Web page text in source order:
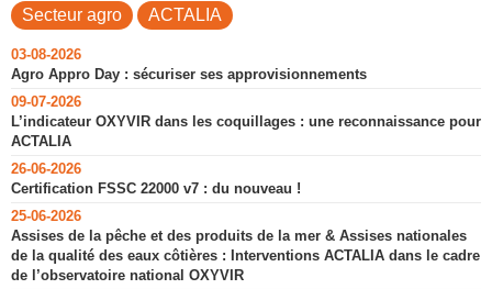
Secteur agro ACTALIA
03-08-2026
Agro Appro Day : sécuriser ses approvisionnements
09-07-2026
L’indicateur OXYVIR dans les coquillages : une reconnaissance pour
ACTALIA
26-06-2026
Certification FSSC 22000 v7 : du nouveau !
25-06-2026
Assises de la pêche et des produits de la mer & Assises nationales
de la qualité des eaux côtières : Interventions ACTALIA dans le cadre
de l’observatoire national OXYVIR